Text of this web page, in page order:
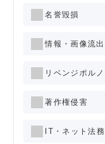
名誉毀損
情報・画像流出
リベンジポルノ
著作権侵害
IT・ネット法務